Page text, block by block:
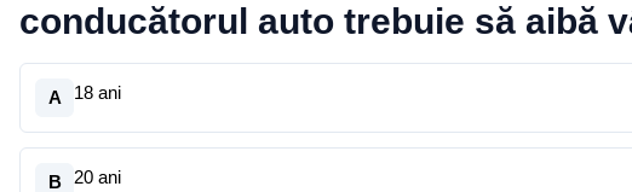
conducătorul auto trebuie să aibă
A 18 ani
B 20 ani